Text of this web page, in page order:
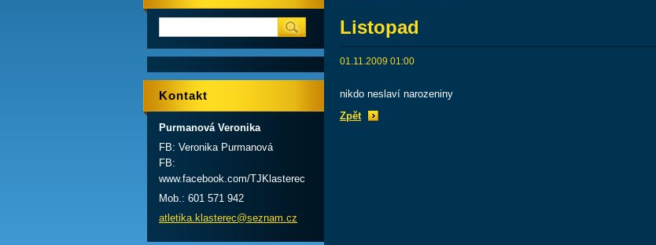
Listopad
01.11.2009 01:00
nikdo neslaví narozeniny
Zpět
Kontakt
Purmanová Veronika
FB: Veronika Purmanová
FB:
www.facebook.com/TJKlasterec
Mob.: 601 571 942
atletika.klasterec@seznam.cz